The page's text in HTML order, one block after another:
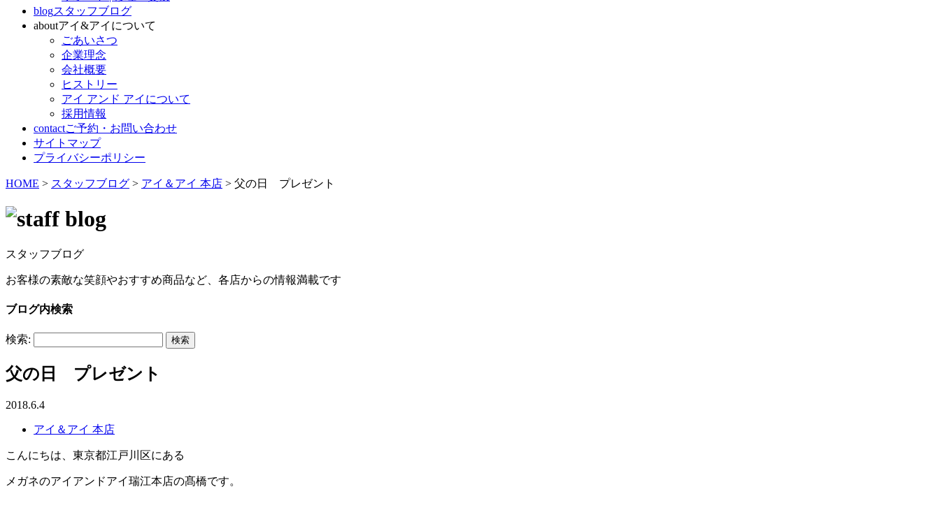
blogスタッフブログ
aboutアイ&アイについて
ごあいさつ
企業理念
会社概要
ヒストリー
アイ アンド アイについて
採用情報
contactご予約・お問い合わせ
サイトマップ
プライバシーポリシー
HOME > スタッフブログ > アイ＆アイ 本店 > 父の日 プレゼント
スタッフブログ
お客様の素敵な笑顔やおすすめ商品など、各店からの情報満載です
ブログ内検索
検索:
父の日 プレゼント
2018.6.4
アイ＆アイ 本店
こんにちは、東京都江戸川区にある
メガネのアイアンドアイ瑞江本店の髙橋です。